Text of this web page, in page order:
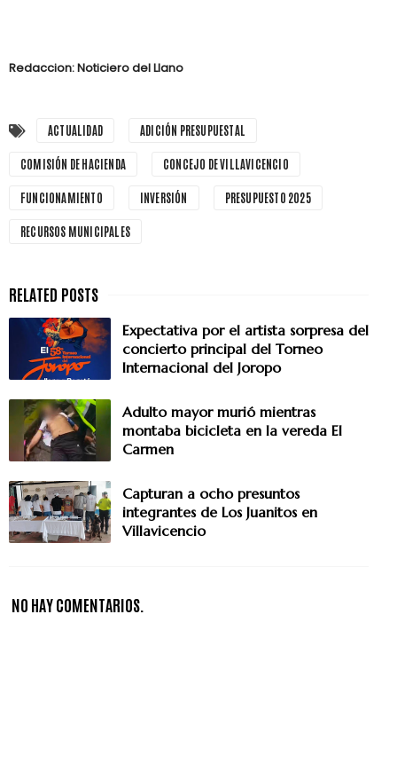
Redaccion: Noticiero del Llano
ACTUALIDAD ADICIÓN PRESUPUESTAL
COMISIÓN DE HACIENDA CONCEJO DE VILLAVICENCIO
FUNCIONAMIENTO INVERSIÓN PRESUPUESTO 2025
RECURSOS MUNICIPALES
Expectativa por el artista sorpresa del
concierto principal del Torneo
Internacional del Joropo
Adulto mayor murió mientras
montaba bicicleta en la vereda El
Carmen
Capturan a ocho presuntos
integrantes de Los Juanitos en
Villavicencio
NO HAY COMENTARIOS.